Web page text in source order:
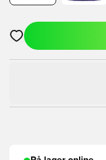
Åbner en Modal til at